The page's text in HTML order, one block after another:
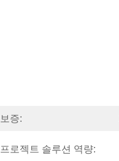
보증:
프로젝트 솔루션 역량: